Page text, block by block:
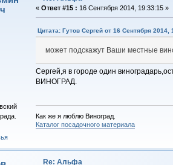
« Ответ #15 : 16 Сентября 2014, 19:33:15 »
Цитата: Гутов Сергей от 16 Сентября 2014,
может подскажут Ваши местные
Сергей,я в городе один
ВИНОГРАД.
Как же я люблю Виноград.
Каталог посадочного материала
Re: Альфа